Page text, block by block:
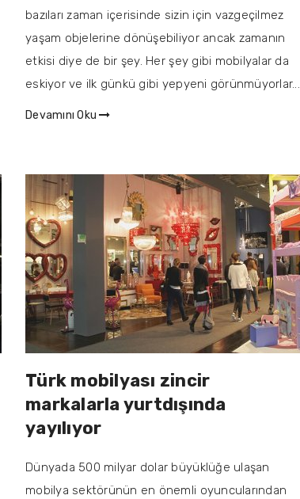
bazıları zaman içerisinde sizin için vazgeçilmez
yaşam objelerine dönüşebiliyor ancak zamanın
etkisi diye de bir şey. Her şey gibi mobilyalar da
eskiyor ve ilk günkü gibi yepyeni görünmüyorlar...
Devamını Oku
Türk mobilyası zincir
markalarla yurtdışında
yayılıyor
Dünyada 500 milyar dolar büyüklüğe ulaşan
mobilya sektörünün en önemli oyuncularından